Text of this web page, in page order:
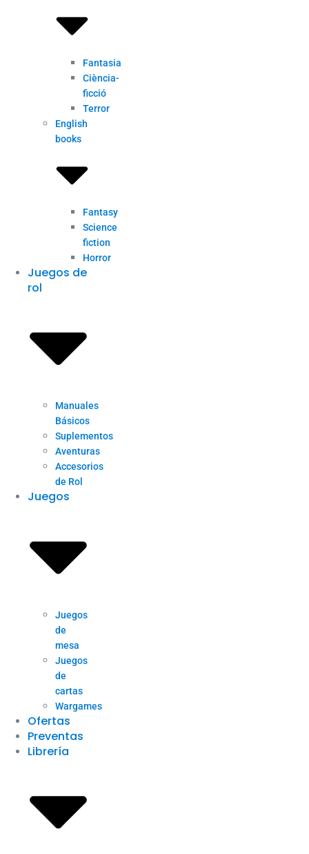
Fantasia
Ciència-
ficció
Terror
English
books
Fantasy
Science
fiction
Horror
Juegos de
rol
Manuales
Básicos
Suplementos
Aventuras
Accesorios
de Rol
Juegos
Juegos
de
mesa
Juegos
de
cartas
Wargames
Ofertas
Preventas
Librería